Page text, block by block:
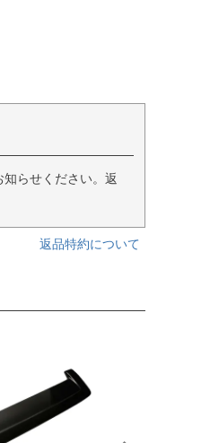
らせください。返
返品特約について